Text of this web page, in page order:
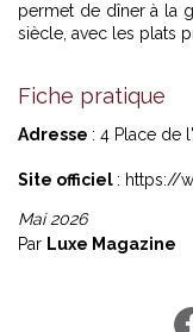
permet de dîner à la
siècle, avec les plats
Fiche pratique
Adresse : 4 Place de
Site officiel : https://
Mai 2026
Par Luxe Magazine